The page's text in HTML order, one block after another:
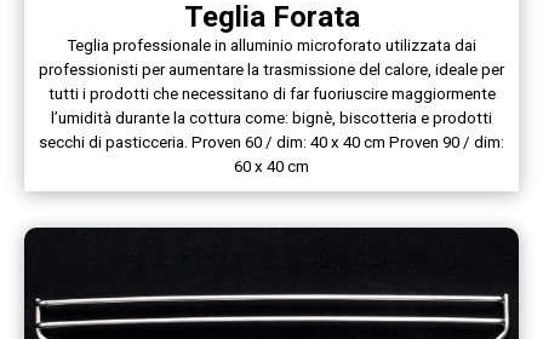
Teglia Forata
Teglia professionale in alluminio microforato utilizzata dai
professionisti per aumentare la trasmissione del calore, ideale per
tutti i prodotti che necessitano di far fuoriuscire maggiormente
l’umidità durante la cottura come: bignè, biscotteria e prodotti
secchi di pasticceria. Proven 60 / dim: 40 x 40 cm Proven 90 / dim:
60 x 40 cm